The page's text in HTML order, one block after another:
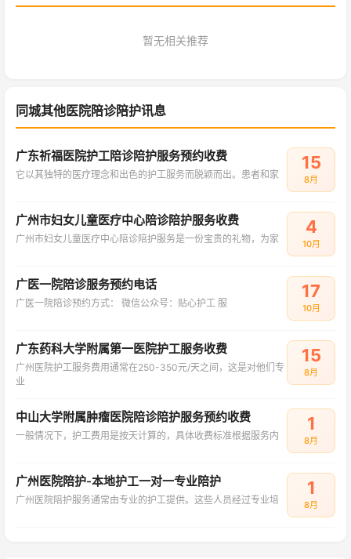
暂无相关推荐
同城其他医院陪诊陪护讯息
广东祈福医院护工陪诊陪护服务预约收费
它以其独特的医疗理念和出色的护工服务而脱颖而出。患者和家
15
8月
广州市妇女儿童医疗中心陪诊陪护服务收费
广州市妇女儿童医疗中心陪诊陪护服务是一份宝贵的礼物，为家
4
10月
广医一院陪诊服务预约电话
‌广医一院陪诊预约方式：‌ ‌微信公众号：贴心护工‌ 服
17
10月
广东药科大学附属第一医院护工服务收费
广州医院护工服务费用通常在250-350元/天之间，这是对他们专
业
15
8月
中山大学附属肿瘤医院陪诊陪护服务预约收费
一般情况下，护工费用是按天计算的，具体收费标准根据服务内
1
8月
广州医院陪护-本地护工一对一专业陪护
广州医院陪护服务通常由专业的护工提供。这些人员经过专业培
1
8月